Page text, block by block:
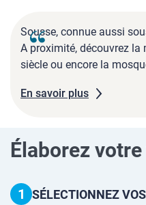
Sousse, connue aussi
A proximité, découvrez la
siècle ou encore la
En savoir plus
Élaborez
1 SÉLECTIONNEZ